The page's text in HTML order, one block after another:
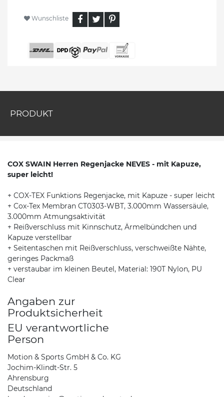
Wunschliste
PRODUKT
COX SWAIN Herren Regenjacke NEVES - mit Kapuze,
super leicht!
+ COX-TEX Funktions Regenjacke, mit Kapuze - super leicht
+ Cox-Tex Membran CT0303-WBT, 3.000mm Wassersäule,
3.000mm Atmungsaktivität
+ Reißverschluss mit Kinnschutz, Ärmelbündchen und
Kapuze verstellbar
+ Seitentaschen mit Reißverschluss, verschweißte Nähte,
geringes Packmaß
+ verstaubar im kleinen Beutel, Material: 190T Nylon, PU
Clear
Angaben zur
Produktsicherheit
EU verantwortliche
Person
Motion & Sports GmbH & Co. KG
Jochim-Klindt-Str. 5
Ahrensburg
Deutschland